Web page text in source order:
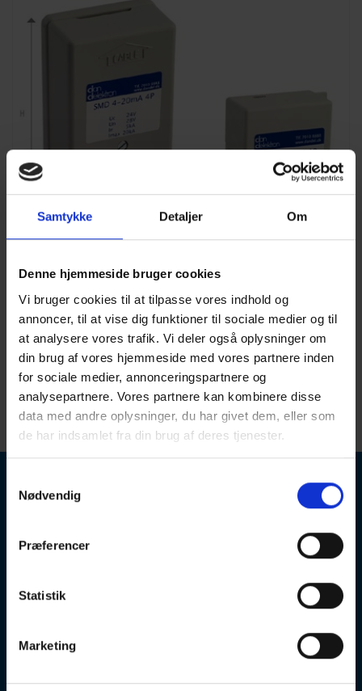
Samtykke Detaljer Om
Denne hjemmeside bruger cookies
Vi bruger cookies til at tilpasse vores indhold og
annoncer, til at vise dig funktioner til sociale medier og til
at analysere vores trafik. Vi deler også oplysninger om
din brug af vores hjemmeside med vores partnere inden
for sociale medier, annonceringspartnere og
analysepartnere. Vores partnere kan kombinere disse
data med andre oplysninger, du har givet dem, eller som
de har indsamlet fra din brug af deres tjenester.
Nødvendig
Præferencer
Statistik
Marketing
SMD 4-20mA VÆG
Læs mere
Stil os gerne enudfordring